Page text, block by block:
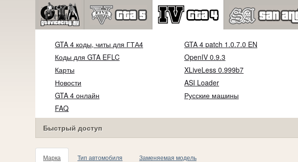
GTA 4 коды, читы для ГТА4
Коды для GTA EFLC
Карты
Новости
GTA 4 онлайн
FAQ
GTA 4 patch 1.0.7.0 EN
OpenIV 0.9.3
XLiveLess 0.999b7
ASI Loader
Русские машины
Быстрый доступ
Марка Тип автомобиля Заменяемая модель